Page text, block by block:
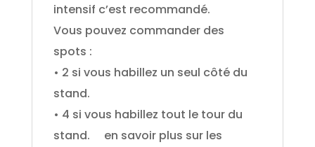
intensif c’est recommandé.
Vous pouvez commander des
spots :
• 2 si vous habillez un seul côté du
stand.
• 4 si vous habillez tout le tour du
stand. en savoir plus sur les